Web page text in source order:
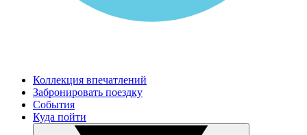
Коллекция впечатлений
Забронировать поездку
События
Куда пойти